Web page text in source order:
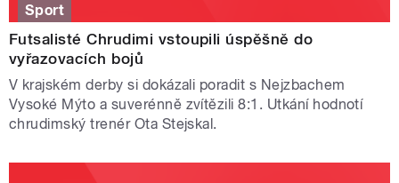
Sport
Futsalisté Chrudimi vstoupili úspěšně do
vyřazovacích bojů
V krajském derby si dokázali poradit s Nejzbachem
Vysoké Mýto a suverénně zvítězili 8:1. Utkání hodnotí
chrudimský trenér Ota Stejskal.